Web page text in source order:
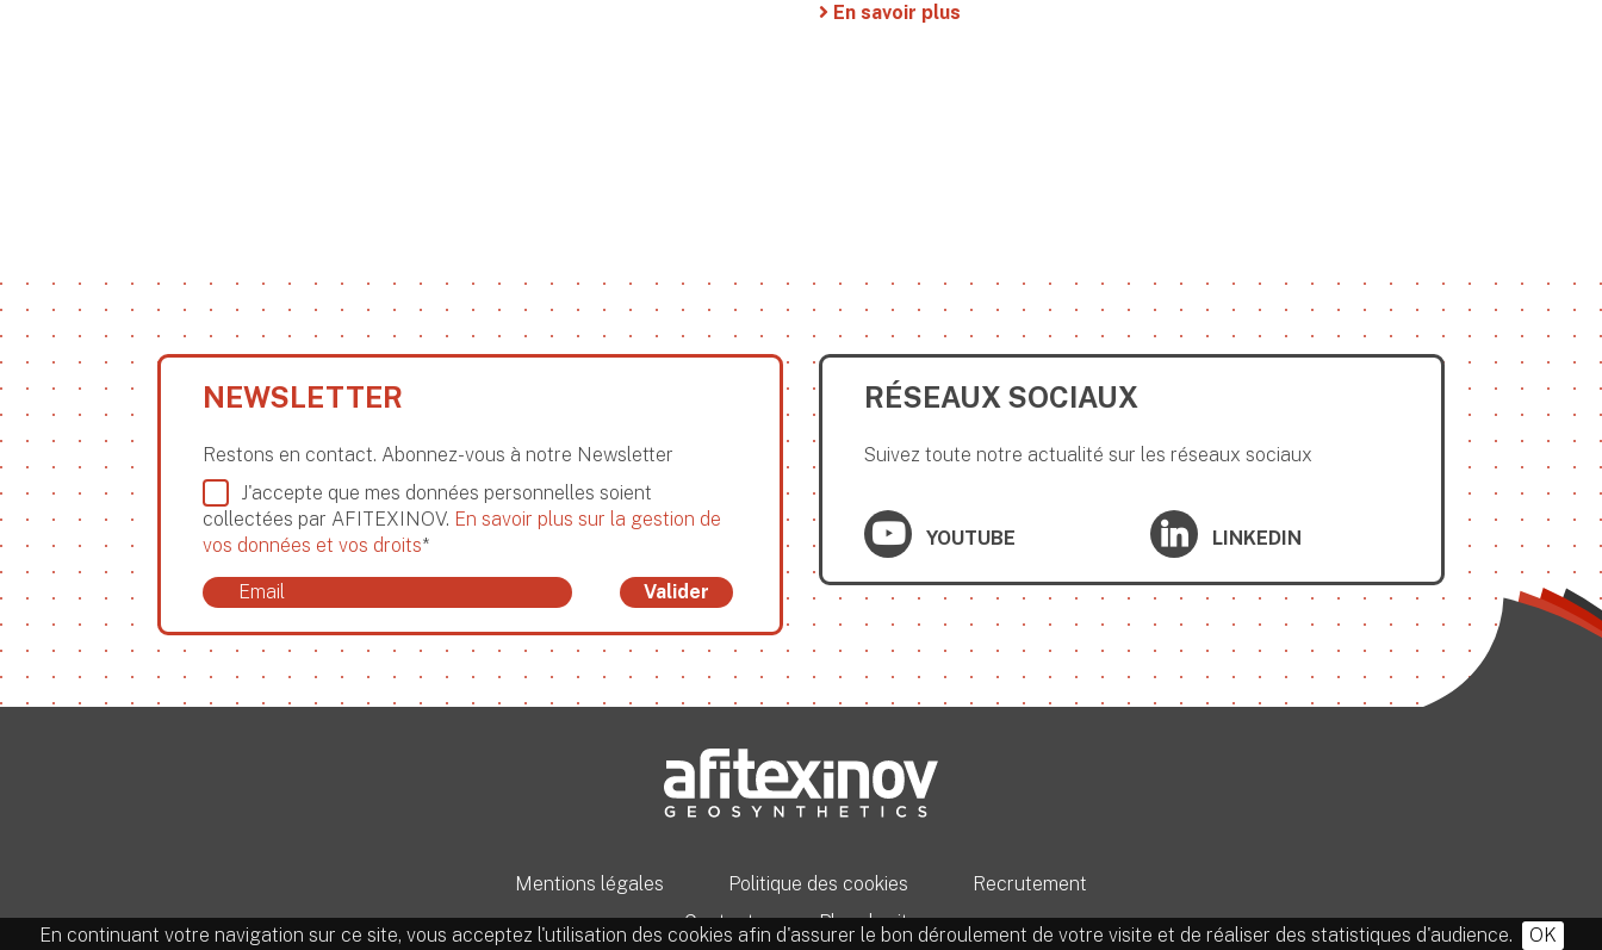
En savoir plus
NEWSLETTER
Restons en contact. Abonnez-vous à notre Newsletter
J'accepte que mes données personnelles soient
collectées par AFITEXINOV. En savoir plus sur la gestion de
vos données et vos droits*
Valider
RÉSEAUX SOCIAUX
Suivez toute notre actualité sur les réseaux sociaux
YOUTUBE LINKEDIN
Mentions légales Politique des cookies
Recrutement
Contact
Plan du site
En continuant votre navigation sur ce site, vous acceptez l'utilisation des cookies afin d'assurer le bon déroulement de votre visite et de réaliser des statistiques d'audience. OK